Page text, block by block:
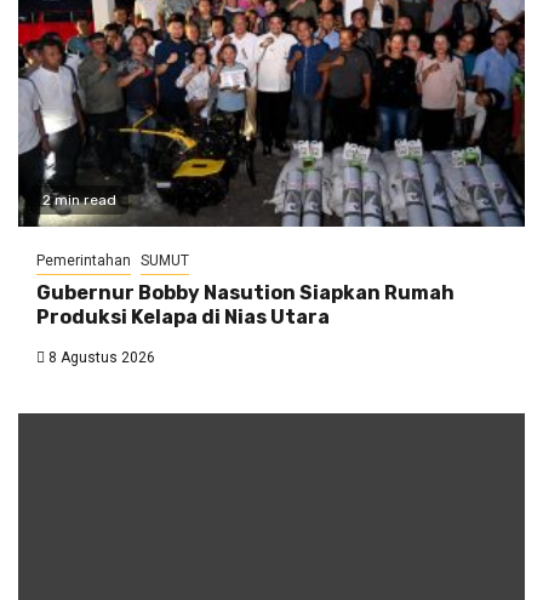
2 min read
Pemerintahan SUMUT
Gubernur Bobby Nasution Siapkan Rumah
Produksi Kelapa di Nias Utara
8 Agustus 2026